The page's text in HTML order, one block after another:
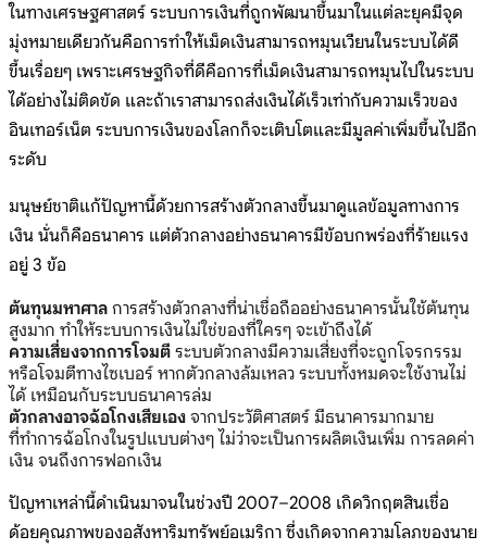
ในทางเศรษฐศาสตร์ ระบบการเงินที่ถูกพัฒนาขึ้นมาในแต่ละยุคมีจุด
มุ่งหมายเดียวกันคือการทำให้เม็ดเงินสามารถหมุนเวียนในระบบได้ดี
ขึ้นเรื่อยๆ เพราะเศรษฐกิจที่ดีคือการที่เม็ดเงินสามารถหมุนไปในระบบ
ได้อย่างไม่ติดขัด และถ้าเราสามารถส่งเงินได้เร็วเท่ากับความเร็วของ
อินเทอร์เน็ต ระบบการเงินของโลกก็จะเติบโตและมีมูลค่าเพิ่มขึ้นไปอีก
ระดับ
มนุษย์ชาติแก้ปัญหานี้ด้วยการสร้างตัวกลางขึ้นมาดูแลข้อมูลทางการ
เงิน นั่นก็คือธนาคาร แต่ตัวกลางอย่างธนาคารมีข้อบกพร่องที่ร้ายแรง
อยู่ 3 ข้อ
ต้นทุนมหาศาล การสร้างตัวกลางที่น่าเชื่อถืออย่างธนาคารนั้นใช้ต้นทุน
สูงมาก ทำให้ระบบการเงินไม่ใช่ของที่ใครๆ จะเข้าถึงได้
ความเสี่ยงจากการโจมตี ระบบตัวกลางมีความเสี่ยงที่จะถูกโจรกรรม
หรือโจมตีทางไซเบอร์ หากตัวกลางล้มเหลว ระบบทั้งหมดจะใช้งานไม่
ได้ เหมือนกับระบบธนาคารล่ม
ตัวกลางอาจฉ้อโกงเสียเอง จากประวัติศาสตร์ มีธนาคารมากมาย
ที่ทำการฉ้อโกงในรูปแบบต่างๆ ไม่ว่าจะเป็นการผลิตเงินเพิ่ม การลดค่า
เงิน จนถึงการฟอกเงิน
ปัญหาเหล่านี้ดำเนินมาจนในช่วงปี 2007–2008 เกิดวิกฤตสินเชื่อ
ด้อยคุณภาพของอสังหาริมทรัพย์อเมริกา ซึ่งเกิดจากความโลภของนาย